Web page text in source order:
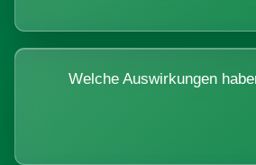
Welche Auswirkungen